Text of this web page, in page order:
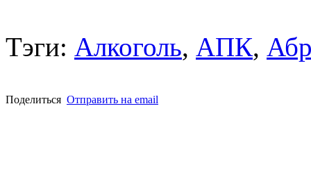
Тэги: Алкоголь, АПК,
Поделиться Отправить на email